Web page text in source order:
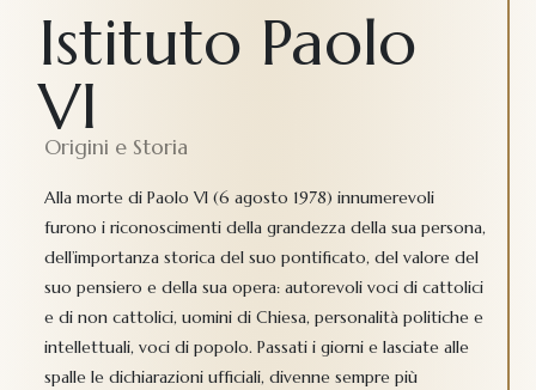
Istituto Paolo
VI
Origini e Storia
Alla morte di Paolo VI (6 agosto 1978) innumerevoli
furono i riconoscimenti della grandezza della sua persona,
dell’importanza storica del suo pontificato, del valore del
suo pensiero e della sua opera: autorevoli voci di cattolici
e di non cattolici, uomini di Chiesa, personalità politiche e
intellettuali, voci di popolo. Passati i giorni e lasciate alle
spalle le dichiarazioni ufficiali, divenne sempre più